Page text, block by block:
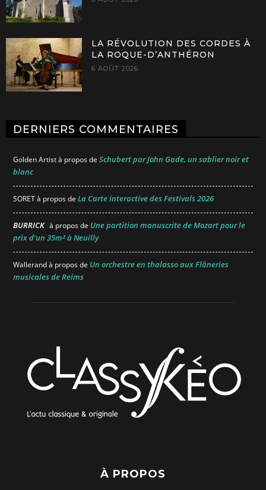
LA RÉVOLUTION DES CORDES À
LA ROQUE-D’ANTHÉRON
6 AOÛT 2026
DERNIERS COMMENTAIRES
Golden Artistà propos de Schubert par John Gade, un sablier noir et
blanc
SORETà propos de La Carte interactive des Festivals 2026
BURRICK à propos de Une partition manuscrite de Mozart pour le
prix d’un 35m² à Neuilly
Wallerandà propos de Un orchestre en thalasso aux Flâneries
musicales de Reims
À PROPOS